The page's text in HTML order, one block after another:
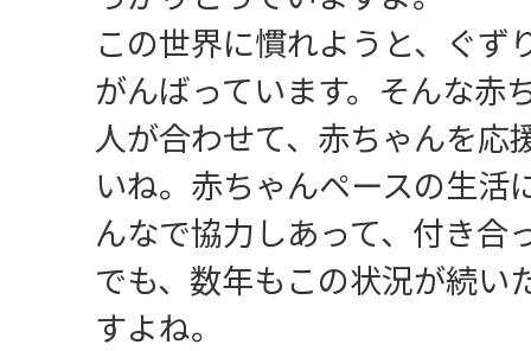
この世界に慣れようと、ぐず
がんばっています。そんな赤
人が合わせて、赤ちゃんを応
いね。赤ちゃんペースの生活
んなで協力しあって、付き合
でも、数年もこの状況が続い
すよね。